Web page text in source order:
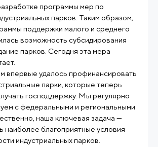
программы мер по
парков. Таким образом,
поддержки малого и среднего
возможность субсидирования
парков. Сегодня эта мера
впервые удалось профинансировать
парки, которые теперь
господдержку. Мы регулярно
с федеральными и региональными
наша ключевая задача —
наиболее благоприятные условия
индустриальных парков.